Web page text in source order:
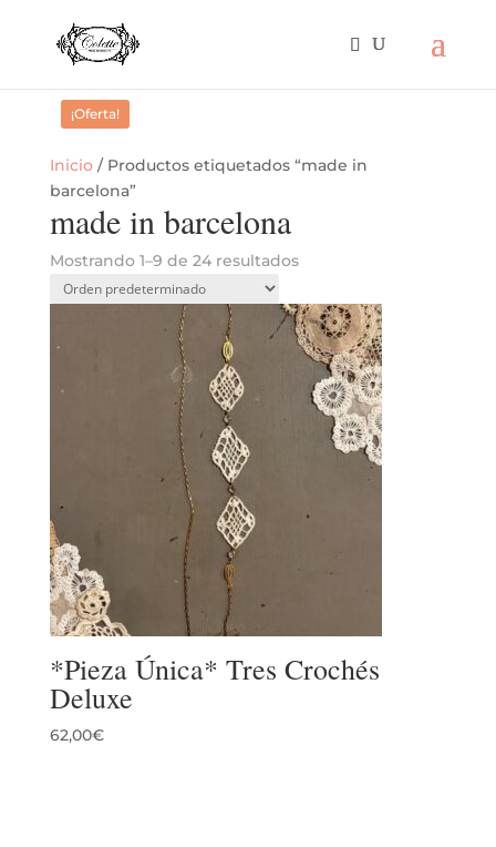
Inicio/ Productos etiquetados “made in
barcelona”
made in barcelona
Mostrando 1–9 de 24 resultados
*Pieza Única* Tres Crochés
Deluxe
62,00€
¡Oferta!